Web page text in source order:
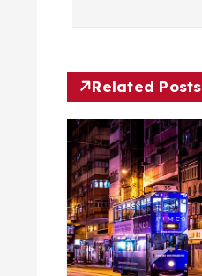
Related Posts